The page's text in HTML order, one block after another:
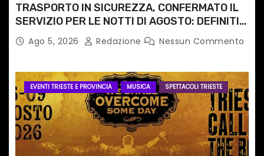
TRASPORTO IN SICUREZZA, CONFERMATO IL
SERVIZIO PER LE NOTTI DI AGOSTO: DEFINITI
PERCORSI, FERMATE E ORARIO
Ago 5, 2026 Redazione Nessun Commento
EVENTI TRIESTE E PROVINCIA MUSICA SPETTACOLI TRIESTE